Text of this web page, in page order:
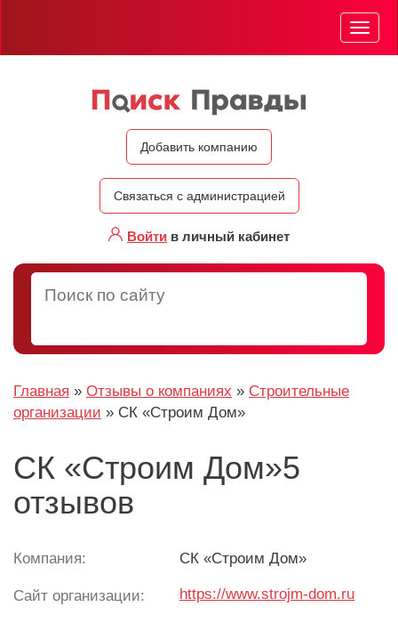
Добавить компанию
Связаться с администрацией
Войти в личный кабинет
Меню
Главная » Отзывы о компаниях » Строительные
организации » СК «Строим Дом»
СК «Строим Дом»5
отзывов
Компания: СК «Строим Дом»
Сайт организации: https://www.strojm-dom.ru